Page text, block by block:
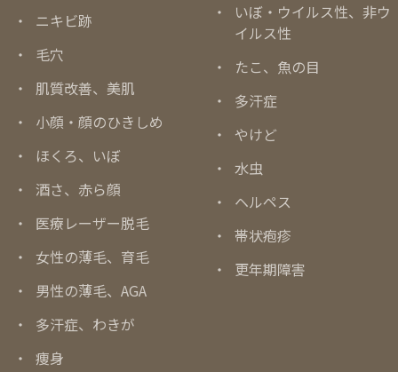
ニキビ跡
毛穴
肌質改善、美肌
小顔・顔のひきしめ
ほくろ、いぼ
酒さ、赤ら顔
医療レーザー脱毛
女性の薄毛、育毛
男性の薄毛、AGA
多汗症、わきが
痩身
いぼ・ウイルス性、非ウ
イルス性
たこ、魚の目
多汗症
やけど
水虫
ヘルペス
帯状疱疹
更年期障害